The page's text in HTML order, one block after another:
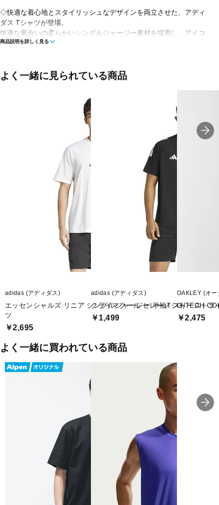
◇快適な着心地とスタイリッシュなデザインを両立させた、アディ
ダス Tシャツが登場。
快適な風合いの柔らかいシングルジャージー素材を採用し、アイコ
ニックなスリーストライプスと刺しゅうロゴを施してスポーティー
合わせても間違いはない、着回しが利くアイテム。
ダークブルー(JE6399：ダークブルー/ホワイト)
ホワイト(JE6388：ホワイト/ブラック)
ブラック(JD1906：ブラック/ホワイト)
■生産国：中国 パキスタン
■2025 Spring＆Summer モデル
■メーカー型番：JD1906, JE6388, JE6399
商品説明を詳しく見る
よく一緒に見られている商品
adidas (アディダス)
エッセンシャルズ リニア シングルジャージー 半袖Tシャ
ツ
￥2,695
adidas (アディダス)
クライマクール セレーノ スリーストラ
￥1,499
OAKLEY (オー
O-TECH
￥2,475
よく一緒に買われている商品